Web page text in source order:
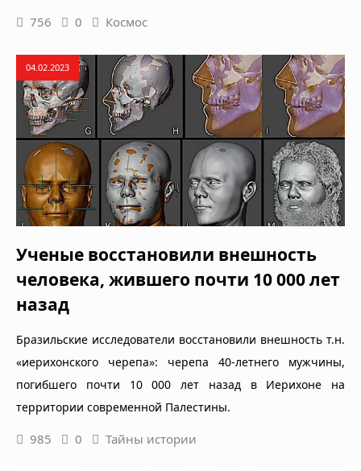
756 0 Космос
04.02.2023
Ученые восстановили внешность
человека, жившего почти 10 000 лет
назад
Бразильские исследователи восстановили внешность т.н.
«иерихонского черепа»: черепа 40-летнего мужчины,
погибшего почти 10 000 лет назад в Иерихоне на
территории современной Палестины.
985 0 Тайны истории